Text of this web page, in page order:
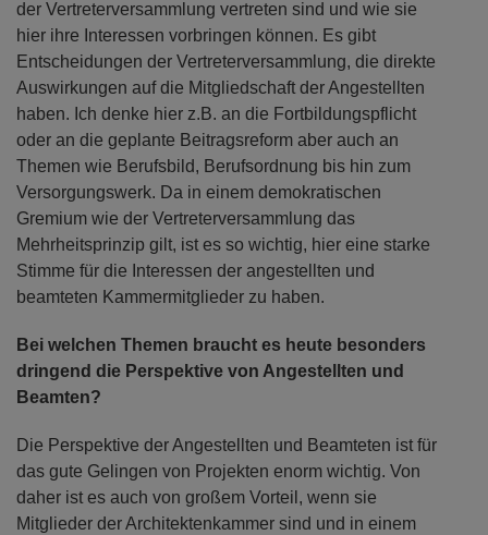
der Vertreterversammlung vertreten sind und wie sie
hier ihre Interessen vorbringen können. Es gibt
Entscheidungen der Vertreterversammlung, die direkte
Auswirkungen auf die Mitgliedschaft der Angestellten
haben. Ich denke hier z.B. an die Fortbildungspflicht
oder an die geplante Beitragsreform aber auch an
Themen wie Berufsbild, Berufsordnung bis hin zum
Versorgungswerk. Da in einem demokratischen
Gremium wie der Vertreterversammlung das
Mehrheitsprinzip gilt, ist es so wichtig, hier eine starke
Stimme für die Interessen der angestellten und
beamteten Kammermitglieder zu haben.
Bei welchen Themen braucht es heute besonders
dringend die Perspektive von Angestellten und
Beamten?
Die Perspektive der Angestellten und Beamteten ist für
das gute Gelingen von Projekten enorm wichtig. Von
daher ist es auch von großem Vorteil, wenn sie
Mitglieder der Architektenkammer sind und in einem